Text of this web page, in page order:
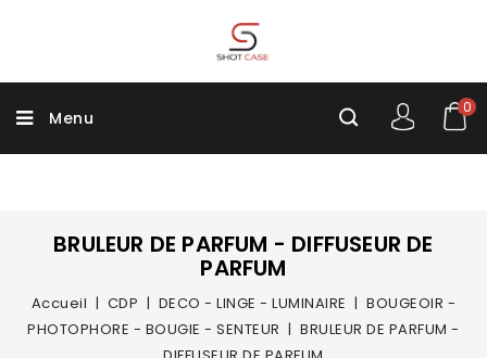
Menu
0
BRULEUR DE PARFUM - DIFFUSEUR DE
PARFUM
Accueil CDP DECO - LINGE - LUMINAIRE
BOUGEOIR -
PHOTOPHORE - BOUGIE - SENTEUR
BRULEUR DE PARFUM -